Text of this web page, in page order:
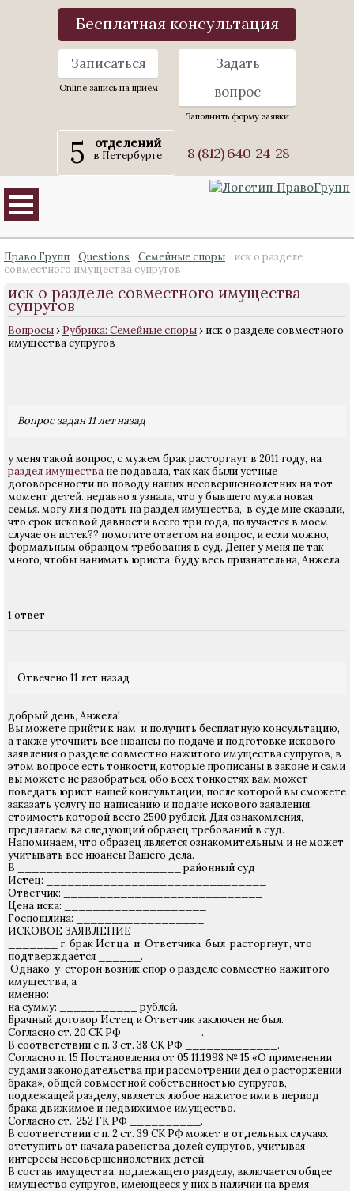
Бесплатная консультация
Записаться
Online запись на приём
Задать
вопрос
Заполнить форму заявки
5 отделений
в Петербурге 8 (812) 640-24-28
Право Групп Questions Семейные споры
иск о разделе
совместного имущества супругов
иск о разделе совместного имущества
супругов
Вопросы› Рубрика: Семейные споры› иск о разделе совместного
имущества супругов
Вопрос задан 11 лет назад
у меня такой вопрос, с мужем брак расторгнут в 2011 году, на
раздел имущества не подавала, так как были устные
договоренности по поводу наших несовершеннолетних на тот
момент детей. недавно я узнала, что у бывшего мужа новая
семья. могу ли я подать на раздел имущества, в суде мне сказали,
что срок исковой давности всего три года, получается в моем
случае он истек?? помогите ответом на вопрос, и если можно,
формальным образцом требования в суд. Денег у меня не так
много, чтобы нанимать юриста. буду весь признательна, Анжела.
1 ответ
Отвечено 11 лет назад
добрый день, Анжела!
Вы можете прийти к нам и получить бесплатную консультацию,
а также уточнить все нюансы по подаче и подготовке искового
заявления о разделе совместно нажитого имущества супругов, в
этом вопросе есть тонкости, которые прописаны в законе и сами
вы можете не разобраться. обо всех тонкостях вам может
поведать юрист нашей консультации, после которой вы сможете
заказать услугу по написанию и подаче искового заявления,
стоимость которой всего 2500 рублей. Для ознакомления,
предлагаем ва следующий образец требований в суд.
Напоминаем, что образец является ознакомительным и не может
учитывать все нюансы Вашего дела.
В _______________________ районный суд
Истец: _______________________________
Ответчик: ____________________________
Цена иска: ____________________
Госпошлина: __________________
ИСКОВОЕ ЗАЯВЛЕНИЕ
_______ г. брак Истца и Ответчика был расторгнут, что
подтверждается ______.
Однако у сторон возник спор о разделе совместно нажитого
имущества, а
на сумму: ___________ рублей.
Брачный договор Истец и Ответчик заключен не был.
Согласно ст. 20 СК РФ ___________.
В соответствии с п. 3 ст. 38 СК РФ _____________.
Согласно п. 15 Постановления от 05.11.1998 № 15 «О применении
судами законодательства при рассмотрении дел о расторжении
брака», общей совместной собственностью супругов,
подлежащей разделу, является любое нажитое ими в период
брака движимое и недвижимое имущество.
Согласно ст. 252 ГК РФ __________.
В соответствии с п. 2 ст. 39 СК РФ может в отдельных случаях
отступить от начала равенства долей супругов, учитывая
интересы несовершеннолетних детей.
В состав имущества, подлежащего разделу, включается общее
имущество супругов, имеющееся у них в наличии на время